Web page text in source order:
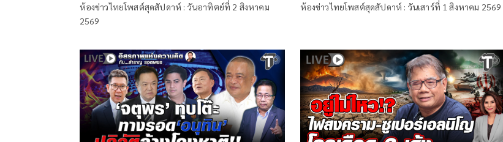
ห้องข่าวไทยโพสต์สุดสัปดาห์ : วันอาทิตย์ที่ 2 สิงหาคม
2569
ห้องข่าวไทยโพสต์สุดสัปดาห์ : วันเสาร์ที่ 1 สิงหาคม 2569